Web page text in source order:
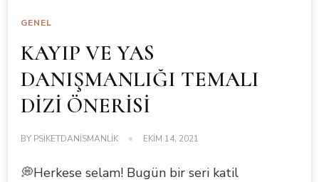
GENEL
KAYIP VE YAS
DANIŞMANLIĞI TEMALI
DİZİ ÖNERİSİ
BY PSIKETDANISMANLIK EKIM 14, 2021
💭Herkese selam! Bugün bir seri katil